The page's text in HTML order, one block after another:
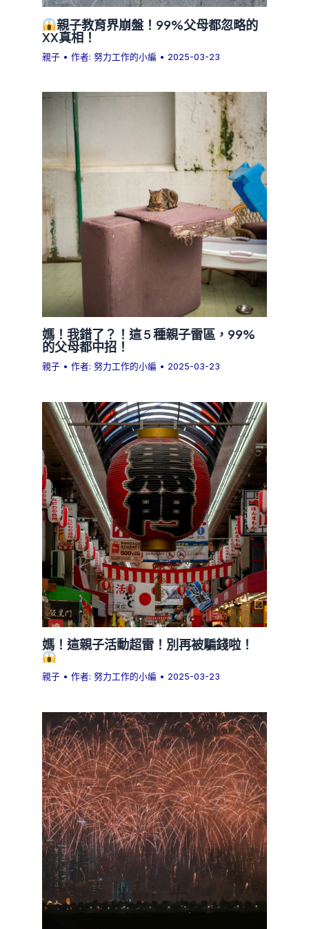
親子教育界崩盤！99%父母都忽略的
XX真相！
親子 • 作者:努力工作的小編 • 2025-03-23
媽！我錯了？！這 5 種親子雷區，99%
的父母都中招！
親子 • 作者:努力工作的小編 • 2025-03-23
媽！這親子活動超雷！別再被騙錢啦！
親子 • 作者:努力工作的小編 • 2025-03-23